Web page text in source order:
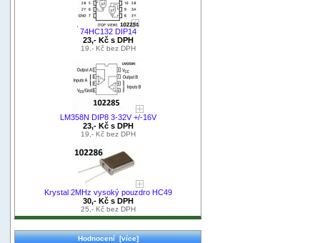
74HC132 DIP14
23,- Kč s DPH
19,- Kč bez DPH
LM358N DIP8 3-32V +/-16V
23,- Kč s DPH
19,- Kč bez DPH
Krystal 2MHz vysoký pouzdro HC49
30,- Kč s DPH
25,- Kč bez DPH
Hodnocení [více]